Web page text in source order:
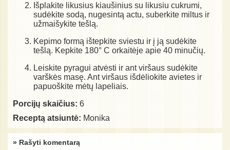
Išplakite likusius kiaušinius su likusiu cukrumi,
sudėkite sodą, nugesintą actu, suberkite miltus ir
užmaišykite tešlą.
Kepimo formą ištepkite sviestu ir į ją sudėkite
tešlą. Kepkite 180° C orkaitėje apie 40 minučių.
Leiskite pyragui atvėsti ir ant viršaus sudėkite
varškės masę. Ant viršaus išdėliokite avietes ir
papuoškite mėtų lapeliais.
Porcijų skaičius: 6
Receptą atsiuntė: Monika
» Rašyti komentarą